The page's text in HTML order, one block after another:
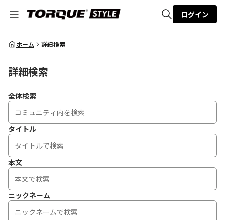
全体検索
ログイン
ホーム 詳細検索
詳細検索
全体検索
タイトル
本文
ニックネーム